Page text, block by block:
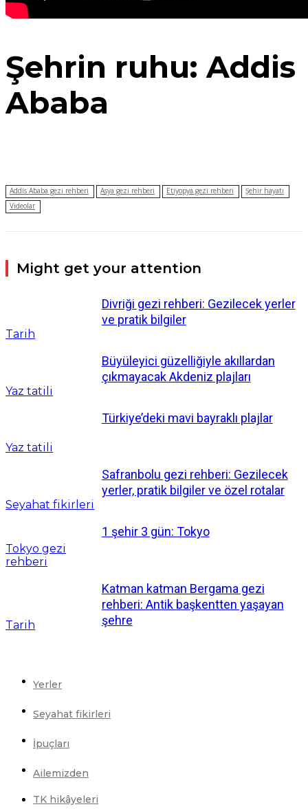
Şehrin ruhu: Addis
Ababa
Addis Ababa gezi rehberi Asya gezi rehberi Etiyopya gezi rehberi
Şehir hayatı
Videolar
Might get your attention
Tarih
Divriği gezi rehberi: Gezilecek yerler
ve pratik bilgiler
Yaz tatili
Büyüleyici güzelliğiyle akıllardan
çıkmayacak Akdeniz plajları
Yaz tatili
Türkiye’deki mavi bayraklı plajlar
Seyahat fikirleri
Safranbolu gezi rehberi: Gezilecek
yerler, pratik bilgiler ve özel rotalar
Tokyo gezi
rehberi
1 şehir 3 gün: Tokyo
Tarih
Katman katman Bergama gezi
rehberi: Antik başkentten yaşayan
şehre
Yerler
Seyahat fikirleri
İpuçları
Ailemizden
TK hikâyeleri